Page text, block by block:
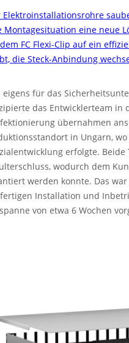
Elektroinstallationsrohre
Montagesituation eine neue
FC Flexi-Clip auf ein
die Steck-Anbindung
eigens für das
das Entwicklerteam in
übernahmen
in Ungarn,
erfolgte.
wodurch dem
werden konnte. Das
Installation und
von etwa 6 Wochen